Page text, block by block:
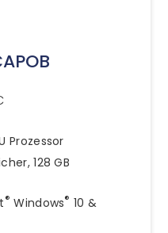
Prozessor
128 GB
® Windows® 10 &